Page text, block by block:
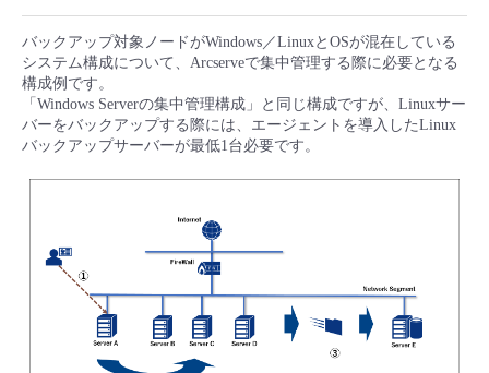
バックアップ対象ノードがWindows／LinuxとOSが混在している
システム構成について、Arcserveで集中管理する際に必要となる
構成例です。
「Windows Serverの集中管理構成」と同じ構成ですが、Linuxサー
バーをバックアップする際には、エージェントを導入したLinux
バックアップサーバーが最低1台必要です。